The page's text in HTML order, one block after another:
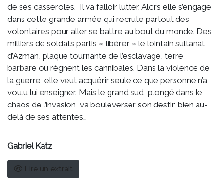
de ses casseroles. Il va falloir lutter. Alors elle s’engage
dans cette grande armée qui recrute partout des
volontaires pour aller se battre au bout du monde. Des
milliers de soldats partis « libérer » le lointain sultanat
d’Azman, plaque tournante de l’esclavage, terre
barbare où règnent les cannibales. Dans la violence de
la guerre, elle veut acquérir seule ce que personne n’a
voulu lui enseigner. Mais le grand sud, plongé dans le
chaos de l’invasion, va bouleverser son destin bien au-
delà de ses attentes…
Gabriel Katz
Lire un extrait